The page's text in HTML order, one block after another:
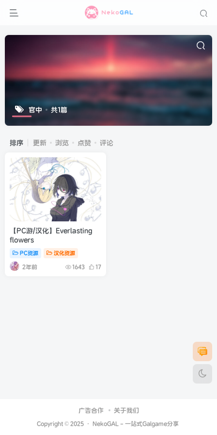
官中 共1篇
排序 更新 浏览 点赞 评论
【PC游/汉化】Everlasting
flowers
PC资源 汉化资源
2年前 1643 17
广告合作 关于我们
Copyright © 2025 · NekoGAL - 一站式Galgame分享